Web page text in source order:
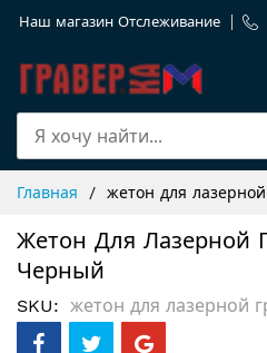
Наш магазин Отслеживание
Content
Главная жетон для
Жетон Для Лазерной
Черный
SKU жетон для лазерной